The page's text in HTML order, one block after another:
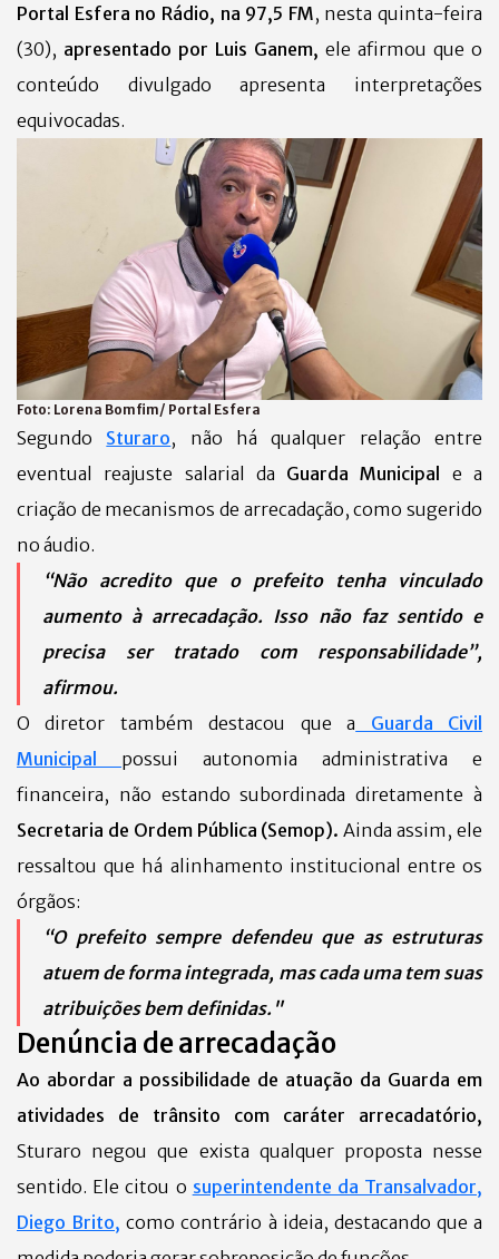
Portal Esfera no Rádio, na 97,5 FM, nesta quinta-feira
(30), apresentado por Luis Ganem, ele afirmou que o
conteúdo divulgado apresenta interpretações
equivocadas.
Foto: Lorena Bomfim/ Portal Esfera
Segundo Sturaro, não há qualquer relação entre
eventual reajuste salarial da Guarda Municipal e a
criação de mecanismos de arrecadação, como sugerido
no áudio.
“Não acredito que o prefeito tenha vinculado
aumento à arrecadação. Isso não faz sentido e
precisa ser tratado com responsabilidade”,
afirmou.
O diretor também destacou que a Guarda Civil
Municipal
possui autonomia administrativa e
financeira, não estando subordinada diretamente à
Secretaria de Ordem Pública (Semop). Ainda assim, ele
ressaltou que há alinhamento institucional entre os
órgãos:
“O prefeito sempre defendeu que as estruturas
atuem de forma integrada, mas cada uma tem suas
atribuições bem definidas."
Denúncia de arrecadação
Ao abordar a possibilidade de atuação da Guarda em
atividades de trânsito com caráter arrecadatório,
Sturaro negou que exista qualquer proposta nesse
sentido. Ele citou o superintendente da Transalvador,
Diego Brito, como contrário à ideia, destacando que a